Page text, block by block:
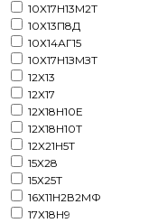
10X17H13M2T
10Х13П8Д
10Х14АГ15
10Х17Н1ЗМЗТ
12X13
12X17
12X18H10E
12X18H10T
12X21H5T
15X28
15Х25Т
16Х11Н2В2МФ
17Х18Н9